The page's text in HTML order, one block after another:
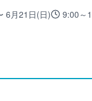
6月21日(日) 9:00～